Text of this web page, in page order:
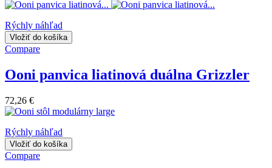
Rýchly náhľad
Vložiť do košíka
Compare
Ooni panvica liatinová duálna Grizzler
72,26 €
Rýchly náhľad
Vložiť do košíka
Compare